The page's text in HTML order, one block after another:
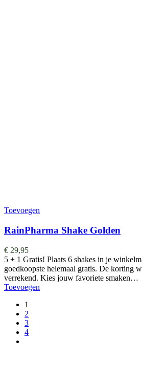
Toevoegen
RainPharma Shake Golden
€ 29,95
5 + 1 Gratis! Plaats 6 shakes in je
goedkoopste helemaal gratis. De korting
verrekend. Kies jouw favoriete smaken…
Toevoegen
1
2
3
4